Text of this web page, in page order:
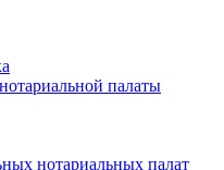
палаты
нотариальных палат